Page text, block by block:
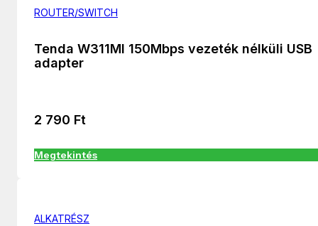
ROUTER/SWITCH
Tenda W311MI 150Mbps vezeték nélküli USB
adapter
2 790 Ft
Megtekintés
ALKATRÉSZ